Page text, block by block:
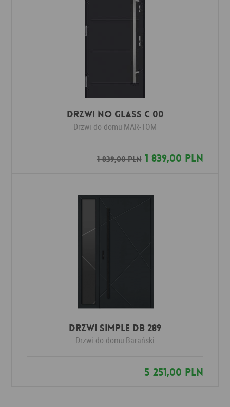
Drzwi No Glass C 00
Drzwi do domu MAR-TOM
1 839,00 PLN1 839,00 PLN
Drzwi SIMPLE DB 289
Drzwi do domu Barański
5 251,00 PLN